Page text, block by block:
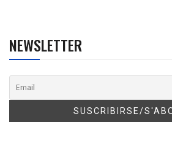
NEWSLETTER